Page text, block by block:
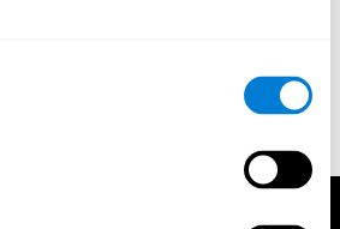
A Short Version of the Hooper Visual
Test: Reliability and Validity. Applied
neuropsychology, 11(2), 99-102.
doi.org/10.1207/s15324826an1102_5